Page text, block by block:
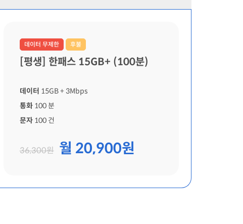
데이터 무제한 후불
[평생] 한패스 15GB+ (100분)
데이터 15GB+ 3Mbps
통화100 분
문자100 건
36,300원 월 20,900원